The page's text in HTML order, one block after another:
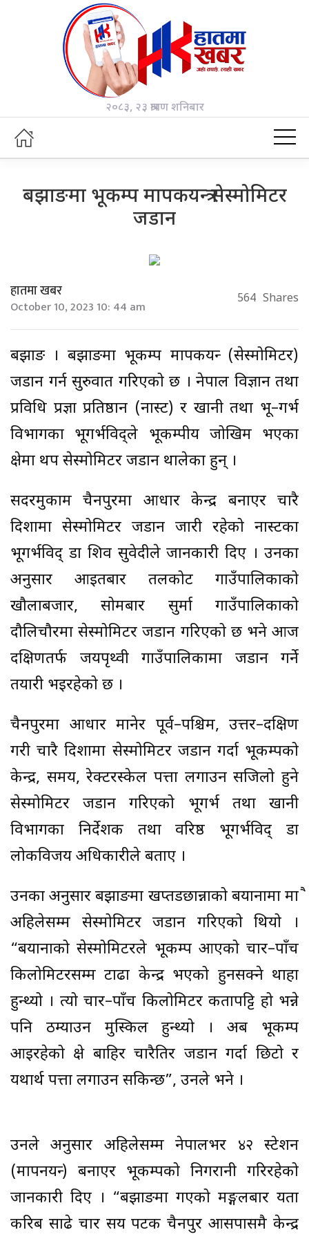
२०८३, २३ श्रावण शनिबार
बझाङमा भूकम्प मापकयन्त्र सेस्मोमिटर
जडान
हातमा खबर
October 10, 2023 10: 44 am 564 Shares
बझाङ । बझाङमा भूकम्प मापकयन्त्र (सेस्मोमिटर)
जडान गर्न सुरुवात गरिएको छ । नेपाल विज्ञान तथा
प्रविधि प्रज्ञा प्रतिष्ठान (नास्ट) र खानी तथा भू–गर्भ
विभागका भूगर्भविद्ले भूकम्पीय जोखिम भएका
क्षेत्रमा थप सेस्मोमिटर जडान थालेका हुन् ।
सदरमुकाम चैनपुरमा आधार केन्द्र बनाएर चारै
दिशामा सेस्मोमिटर जडान जारी रहेको नास्टका
भूगर्भविद् डा शिव सुवेदीले जानकारी दिए । उनका
अनुसार आइतबार तलकोट गाउँपालिकाको
खौलाबजार, सोमबार सुर्मा गाउँपालिकाको
दौलिचौरमा सेस्मोमिटर जडान गरिएको छ भने आज
दक्षिणतर्फ जयपृथ्वी गाउँपालिकामा जडान गर्ने
तयारी भइरहेको छ ।
चैनपुरमा आधार मानेर पूर्व–पश्चिम, उत्तर–दक्षिण
गरी चारै दिशामा सेस्मोमिटर जडान गर्दा भूकम्पको
केन्द्र, समय, रेक्टरस्केल पत्ता लगाउन सजिलो हुने
सेस्मोमिटर जडान गरिएको भूगर्भ तथा खानी
विभागका निर्देशक तथा वरिष्ठ भूगर्भविद् डा
लोकविजय अधिकारीले बताए ।
उनका अनुसार बझाङमा खप्तडछान्नाको बयानामा मात्रै
अहिलेसम्म सेस्मोमिटर जडान गरिएको थियो ।
“बयानाको सेस्मोमिटरले भूकम्प आएको चार–पाँच
किलोमिटरसम्म टाढा केन्द्र भएको हुनसक्ने थाहा
हुन्थ्यो । त्यो चार–पाँच किलोमिटर कतापट्टि हो भन्ने
पनि ठम्याउन मुस्किल हुन्थ्यो । अब भूकम्प
आइरहेको क्षेत्र बाहिर चारैतिर जडान गर्दा छिटो र
यथार्थ पत्ता लगाउन सकिन्छ”, उनले भने ।
उनले अनुसार अहिलेसम्म नेपालभर ४२ स्टेशन
(मापनयन्त्र) बनाएर भूकम्पको निगरानी गरिरहेको
जानकारी दिए । “बझाङमा गएको मङ्गलबार यता
करिब साढे चार सय पटक चैनपुर आसपासमै केन्द्र